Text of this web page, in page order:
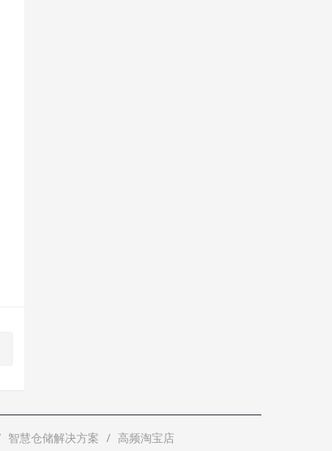
智慧仓储解决方案 高频淘宝店